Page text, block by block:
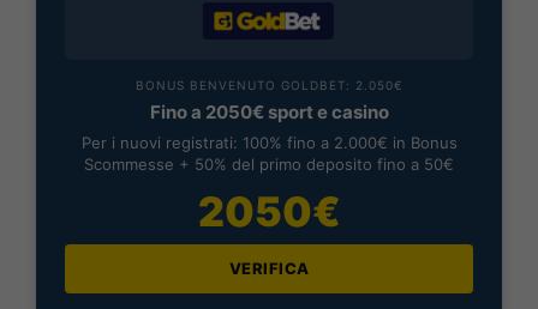
BONUS BENVENUTO GOLDBET: 2.050€
Fino a 2050€ sport e casino
Per i nuovi registrati: 100% fino a 2.000€ in Bonus
Scommesse + 50% del primo deposito fino a 50€
2050€
VERIFICA